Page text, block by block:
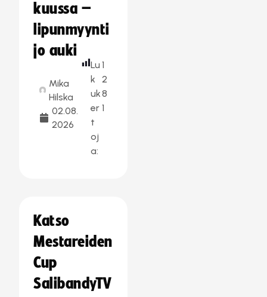
kuussa –
lipunmyynti
jo auki
Mika
Hilska
02.08.
2026
Lu
k
uk
er
t
oj
a:
1
2
8
1
Katso
Mestareiden
Cup
SalibandyTV